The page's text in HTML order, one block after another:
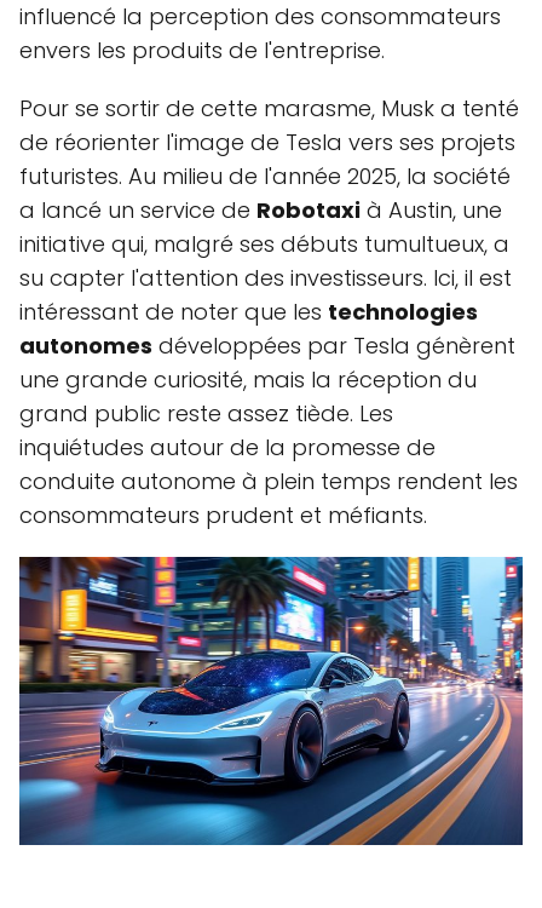
influencé la perception des consommateurs
envers les produits de l'entreprise.
Pour se sortir de cette marasme, Musk a tenté
de réorienter l'image de Tesla vers ses projets
futuristes. Au milieu de l'année 2025, la société
a lancé un service de Robotaxi à Austin, une
initiative qui, malgré ses débuts tumultueux, a
su capter l'attention des investisseurs. Ici, il est
intéressant de noter que les technologies
autonomes développées par Tesla génèrent
une grande curiosité, mais la réception du
grand public reste assez tiède. Les
inquiétudes autour de la promesse de
conduite autonome à plein temps rendent les
consommateurs prudent et méfiants.